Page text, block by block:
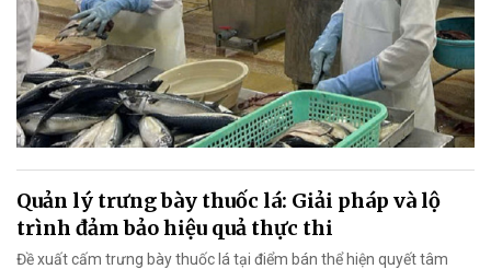
Quản lý trưng bày thuốc lá: Giải pháp và lộ
trình đảm bảo hiệu quả thực thi
Đề xuất cấm trưng bày thuốc lá tại điểm bán thể hiện quyết tâm